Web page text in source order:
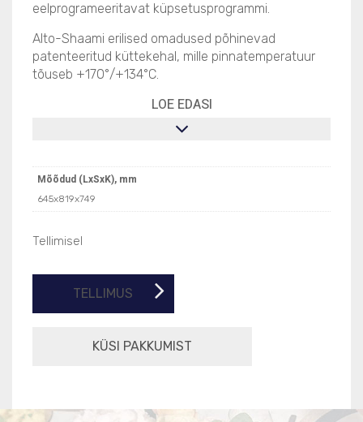
eelprogrameeritavat küpsetusprogrammi.
Alto-Shaami erilised omadused põhinevad
patenteeritud küttekehal, mille pinnatemperatuur
tõuseb +170°/+134°C.
LOE EDASI
Mõõdud (LxSxK), mm
645x819x749
Tellimisel
TELLIMUS